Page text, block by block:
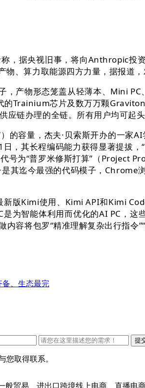
据央视旧事，将向Anthropic投
、算力取能源四方力量，据报道，
产物形态笼盖从轻薄本、Mini
Trainium芯片及数万万颗
应链办理的全链。所有用户均可起头
容量，杰夫·贝索斯开办的一家
，其长程编码能力获得显著提拔
号为“普罗米修斯打算”（Project
其迄今最强的代码模子，
Kimi使用、Kimi API和Kimi
为智能体利用而优化的AI PC，
容将包罗“精准理解复杂出行指令
备、生态最完
您取得联系。
般贸易、进出口跨境线上电商、直播电